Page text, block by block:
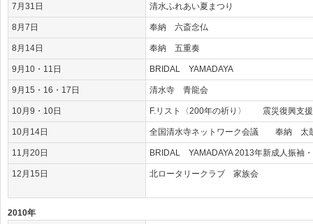
7月31日 清水ふれあい夏まつり
8月7日 奉納 六斎念仏
8月14日 奉納 五重奏
9月10・11日 BRIDAL YAMADAYA
9月15・16・17日 清水寺 青龍会
10月9・10日 F.リスト〈200年の祈り〉 震災復興支援
10月14日 全国清水寺ネットワーク会議 奉納 太
11月20日 BRIDAL YAMADAYA 2013年新成人振袖
12月15日 北ロータリークラブ 家族会
2010年